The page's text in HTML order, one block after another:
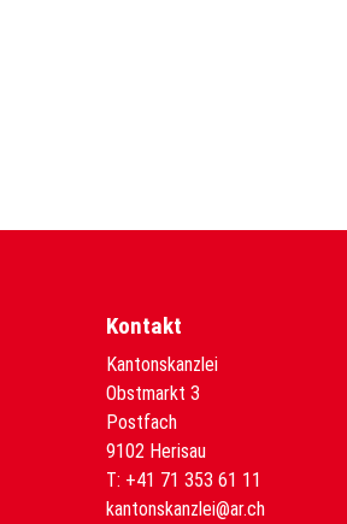
Kontakt
Kantonskanzlei
Obstmarkt 3
Postfach
9102 Herisau
T: +41 71 353 61 11
kantonskanzlei@ar.ch